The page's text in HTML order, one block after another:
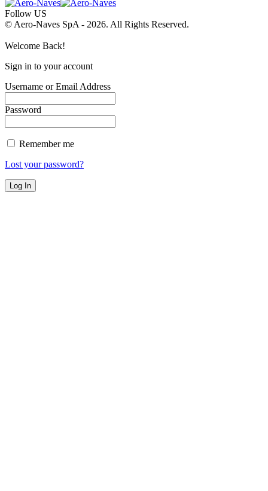
Follow US
© Aero-Naves SpA - 2026. All Rights Reserved.
Welcome Back!
Sign in to your account
Username or Email Address
Password
Remember me
Lost your password?